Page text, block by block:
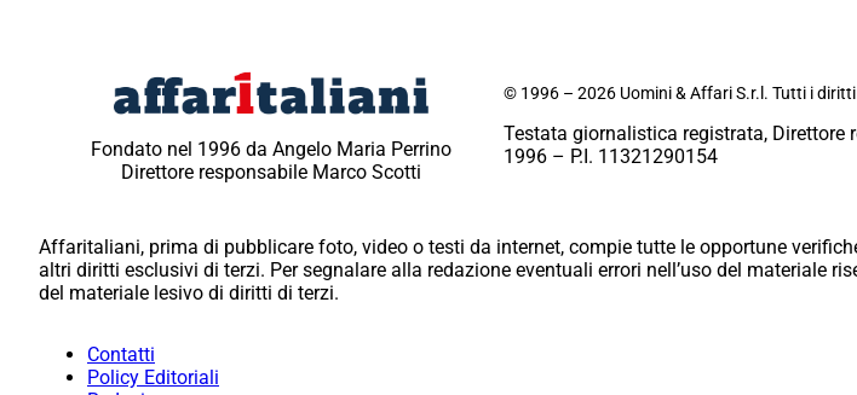
Fondato nel 1996 da Angelo Maria Perrino
Direttore responsabile Marco Scotti
© 1996 – 2026 Uomini & Affari S.r.l. Tutti i
Testata giornalistica registrata, Direttore
1996 – P.I. 11321290154
Affaritaliani, prima di pubblicare foto, video o testi da internet, compie tutte le opportune
altri diritti esclusivi di terzi. Per segnalare alla redazione eventuali errori nell’uso del materiale
del materiale lesivo di diritti di terzi.
Contatti
Policy Editoriali